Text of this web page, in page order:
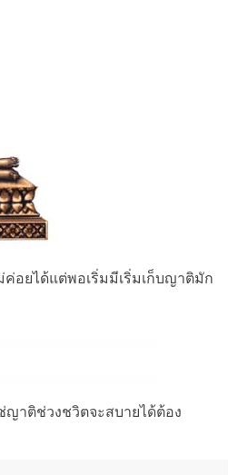
อยได้แต่พอเริ่มมีเริ่มเก็บญาติมัก
ญาติช่วงชวิตจะสบายได้ต้อง